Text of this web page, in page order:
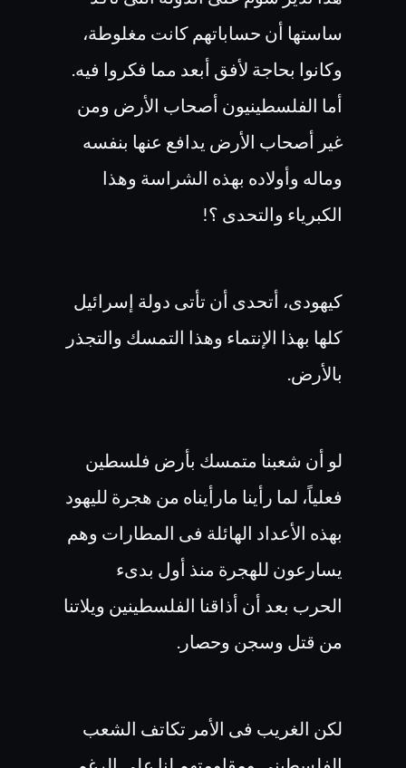
ساستها أن حساباتهم كانت مغلوطة،
وكانوا بحاجة لأفق أبعد مما فكروا فيه.
أما الفلسطينيون أصحاب الأرض ومن
غير أصحاب الأرض يدافع عنها بنفسه
وماله وأولاده بهذه الشراسة وهذا
الكبرياء والتحدى ؟!
كيهودى، أتحدى أن تأتى دولة إسرائيل
كلها بهذا الإنتماء وهذا التمسك والتجذر
بالأرض.
لو أن شعبنا متمسك بأرض فلسطين
فعلياً، لما رأينا مارأيناه من هجرة لليهود
بهذه الأعداد الهائلة فى المطارات وهم
يسارعون للهجرة منذ أول بدىء
الحرب بعد أن أذاقنا الفلسطينين ويلاتنا
من قتل وسجن وحصار.
لكن الغريب فى الأمر تكاتف الشعب